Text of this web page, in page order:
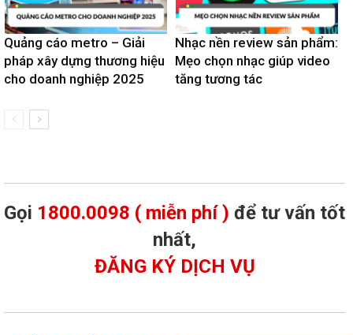
Quảng cáo metro – Giải
pháp xây dựng thương hiệu
cho doanh nghiệp 2025
Nhạc nền review sản phẩm:
Mẹo chọn nhạc giúp video
tăng tương tác
Gọi 1800.0098 ( miễn phí ) để tư vấn tốt
nhất,
ĐĂNG KÝ DỊCH VỤ